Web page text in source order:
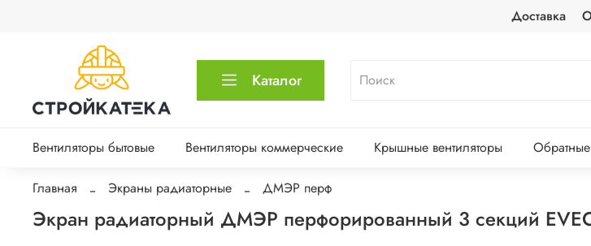
Доставка
Каталог
Вентиляторы бытовые Вентиляторы коммерческие Крышные вентиляторы
Главная Экраны радиаторные ДМЭР перф
Экран радиаторный ДМЭР перфорированный 3 секций